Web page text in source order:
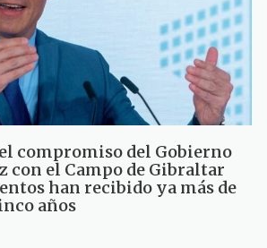
el compromiso del Gobierno
con el Campo de Gibraltar
han recibido ya más de
años